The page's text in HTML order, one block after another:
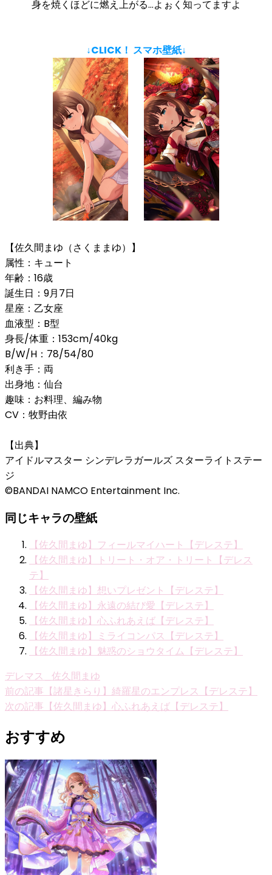
身を焼くほどに燃え上がる…よぉく知ってますよ
↓CLICK！ スマホ壁紙↓
【佐久間まゆ（さくままゆ）】
属性：キュート
年齢：16歳
誕生日：9月7日
星座：乙女座
血液型：B型
身長/体重：153cm/40kg
B/W/H：78/54/80
利き手：両
出身地：仙台
趣味：お料理、編み物
CV：牧野由依
【出典】
アイドルマスター シンデレラガールズ スターライトステー
ジ
©BANDAI NAMCO Entertainment Inc.
同じキャラの壁紙
【佐久間まゆ】フィールマイハート【デレステ】
【佐久間まゆ】トリート・オア・トリート【デレス
テ】
【佐久間まゆ】想いプレゼント【デレステ】
【佐久間まゆ】永遠の結び愛【デレステ】
【佐久間まゆ】心ふれあえば【デレステ】
【佐久間まゆ】ミライコンパス【デレステ】
【佐久間まゆ】魅惑のショウタイム【デレステ】
デレマス_佐久間まゆ
投
稿
ナ
ビ
ゲ
ー
シ
ョ
ン
前の記事 【諸星きらり】綺羅星のエンプレス【デレステ】
次の記事 【佐久間まゆ】心ふれあえば【デレステ】
おすすめ